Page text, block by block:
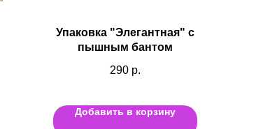
Упаковка "Элегантная" с
пышным бантом
290 р.
Добавить в корзину